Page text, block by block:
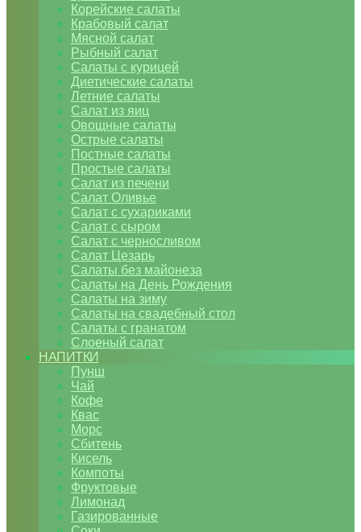
Корейские салаты
Крабовый салат
Мясной салат
Рыбный салат
Салаты с курицей
Диетические салаты
Летние салаты
Салат из яиц
Овощные салаты
Острые салаты
Постные салаты
Простые салаты
Салат из печени
Салат Оливье
Салат с сухариками
Салат с сыром
Салат с черносливом
Салат Цезарь
Салаты без майонеза
Салаты на День Рождения
Салаты на зиму
Салаты на свадебный стол
Салаты с гранатом
Слоеный салат
НАПИТКИ
Пунш
Чай
Кофе
Квас
Морс
Сбитень
Кисель
Компоты
Фруктовые
Лимонад
Газированные